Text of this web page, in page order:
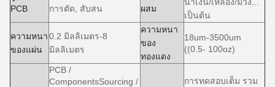
PCB
การตัด, สับสน
ผสม
เป็นต้น
ความหนา
ของแผ่น
0.2 มิลลิเมตร-8
มิลลิเมตร
ความหนา
ของ
ทองแดง
18um-3500um
((0.5- 100oz)
PCB /
ComponentsSourcing /
การทดสอบเต็ม รวม